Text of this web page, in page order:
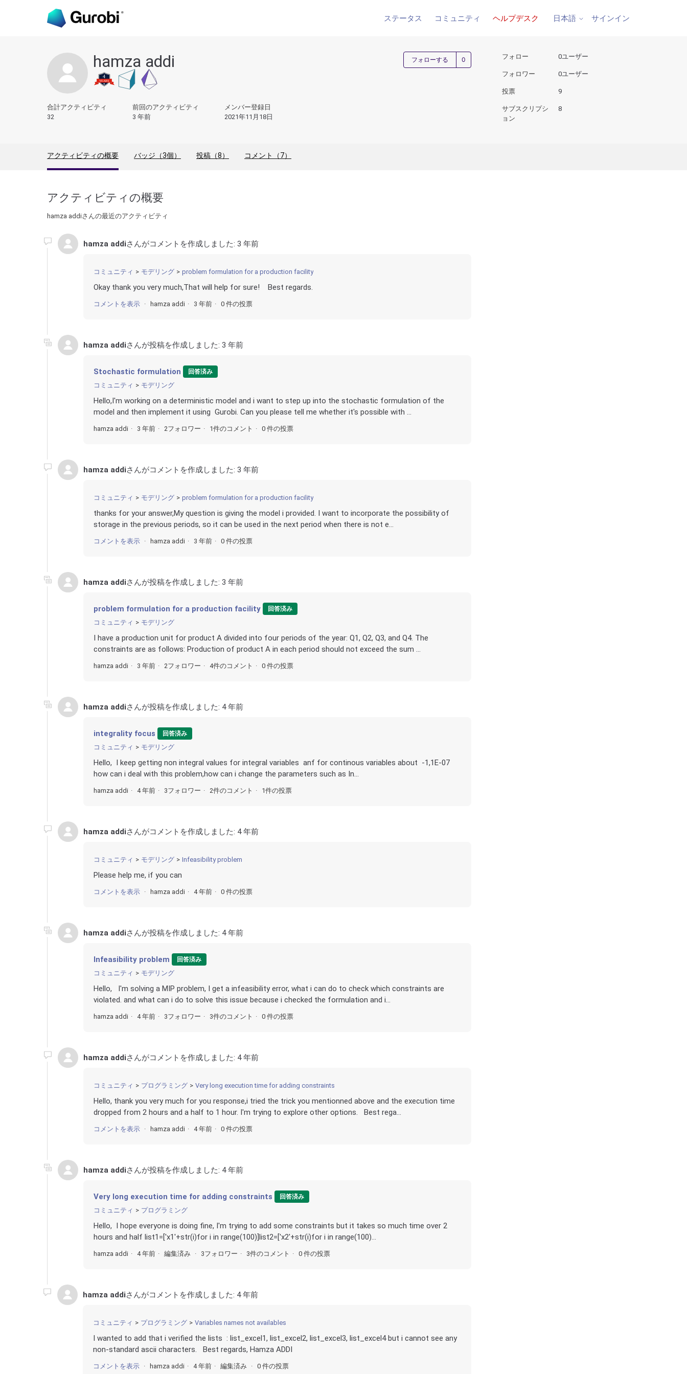
ステータス コミュニティ ヘルプデスク 日本語 サインイン
hamza addi フォローする 0人がフォロー中
合計アクティビティ
32
前回のアクティビティ
3 年前
メンバー登録日
2021年11月18日
フォロー 0ユーザー
フォロワー 0ユーザー
投票 9
サブスクリプシ
ョン
8
アクティビティの概要 バッジ（3個） 投稿（8） コメント（7）
アクティビティの概要
hamza addiさんの最近のアクティビティ
hamza addiさんがコメントを作成しました: 3 年前
コミュニティ モデリング problem formulation for a production facility
Okay thank you very much,That will help for sure! Best regards.
コメントを表示 hamza addi 3 年前 0 件の投票
hamza addiさんが投稿を作成しました: 3 年前
Stochastic formulation 回答済み
コミュニティ モデリング
Hello,I'm working on a deterministic model and i want to step up into the stochastic formulation of the
model and then implement it using Gurobi. Can you please tell me whether it's possible with ...
hamza addi 3 年前 2フォロワー 1件のコメント 0 件の投票
hamza addiさんがコメントを作成しました: 3 年前
コミュニティ モデリング problem formulation for a production facility
thanks for your answer,My question is giving the model i provided. I want to incorporate the possibility of
storage in the previous periods, so it can be used in the next period when there is not e...
コメントを表示 hamza addi 3 年前 0 件の投票
hamza addiさんが投稿を作成しました: 3 年前
problem formulation for a production facility 回答済み
コミュニティ モデリング
I have a production unit for product A divided into four periods of the year: Q1, Q2, Q3, and Q4. The
constraints are as follows: Production of product A in each period should not exceed the sum ...
hamza addi 3 年前 2フォロワー 4件のコメント 0 件の投票
hamza addiさんが投稿を作成しました: 4 年前
integrality focus 回答済み
コミュニティ モデリング
Hello, I keep getting non integral values for integral variables anf for continous variables about -1,1E-07
how can i deal with this problem,how can i change the parameters such as In...
hamza addi 4 年前 3フォロワー 2件のコメント 1件の投票
hamza addiさんがコメントを作成しました: 4 年前
コミュニティ モデリング Infeasibility problem
Please help me, if you can
コメントを表示 hamza addi 4 年前 0 件の投票
hamza addiさんが投稿を作成しました: 4 年前
Infeasibility problem 回答済み
コミュニティ モデリング
Hello, I'm solving a MIP problem, I get a infeasibility error, what i can do to check which constraints are
violated. and what can i do to solve this issue because i checked the formulation and i...
hamza addi 4 年前 3フォロワー 3件のコメント 0 件の投票
hamza addiさんがコメントを作成しました: 4 年前
コミュニティ プログラミング Very long execution time for adding constraints
Hello, thank you very much for you response,i tried the trick you mentionned above and the execution time
dropped from 2 hours and a half to 1 hour. I'm trying to explore other options. Best rega...
コメントを表示 hamza addi 4 年前 0 件の投票
hamza addiさんが投稿を作成しました: 4 年前
Very long execution time for adding constraints 回答済み
コミュニティ プログラミング
Hello, I hope everyone is doing fine, I'm trying to add some constraints but it takes so much time over 2
hours and half list1=['x1'+str(i)for i in range(100)]list2=['x2'+str(i)for i in range(100)...
hamza addi 4 年前 編集済み 3フォロワー 3件のコメント 0 件の投票
hamza addiさんがコメントを作成しました: 4 年前
コミュニティ プログラミング Variables names not availables
I wanted to add that i verified the lists : list_excel1, list_excel2, list_excel3, list_excel4 but i cannot see any
non-standard ascii characters. Best regards, Hamza ADDI
コメントを表示 hamza addi 4 年前 編集済み 0 件の投票